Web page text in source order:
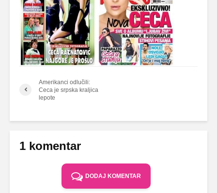
Amerikanci odlučili:
Ceca je srpska kraljica
lepote
1 komentar
DODAJ KOMENTAR